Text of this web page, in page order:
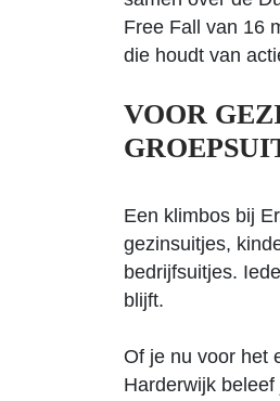
Free Fall van 16
die houdt van
VOOR
Een klimbos bij
gezinsuitjes,
bedrijfsuitjes.
blijft.
Of je nu voor het
Harderwijk